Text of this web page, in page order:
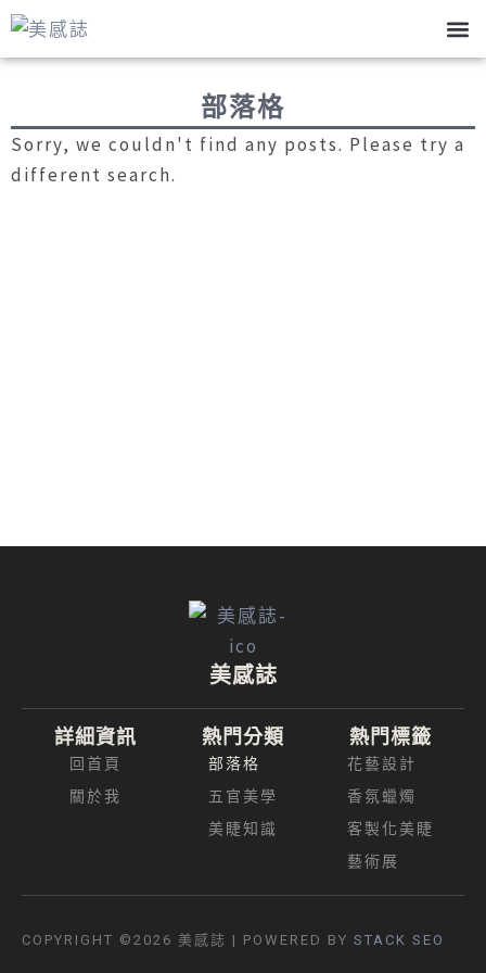
跳
內
容
部落格
Sorry, we couldn't find any posts. Please try a
different search.
美感誌
詳細資訊
回首頁
關於我
熱門分類
部落格
五官美學
美睫知識
熱門標籤
花藝設計
香氛蠟燭
客製化美睫
藝術展
COPYRIGHT ©2026 美感誌 | POWERED BY STACK SEO